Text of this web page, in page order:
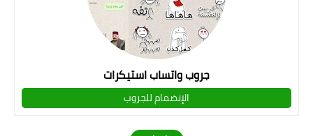
جروب واتساب استيكرات
الإنضمام للجروب